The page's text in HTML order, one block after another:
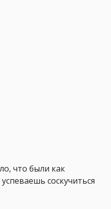
что были как
соскучиться